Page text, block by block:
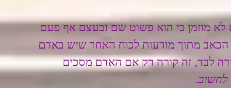
לא מוזמן כי הוא פשוט שם ובעצם אף פעם
הכאב מתוך מודעות לכוח האחר שיש באדם
לבד, זה קורה רק אם האדם מסכים
לחשוב.